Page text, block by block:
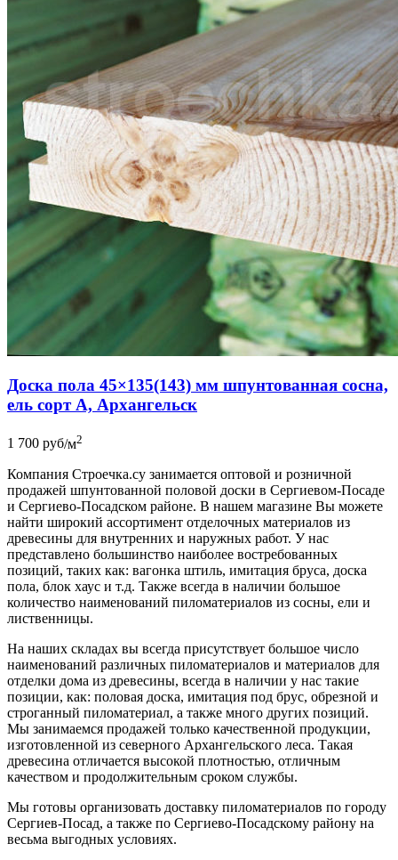
Доска пола 45×135(143) мм шпунтованная сосна,
ель сорт А, Архангельск
1 700 руб/м2
Компания Строечка.су занимается оптовой и розничной
продажей шпунтованной половой доски в Сергиевом-Посаде
и Сергиево-Посадском районе. В нашем магазине Вы можете
найти широкий ассортимент отделочных материалов из
древесины для внутренних и наружных работ. У нас
представлено большинство наиболее востребованных
позиций, таких как: вагонка штиль, имитация бруса, доска
пола, блок хаус и т.д. Также всегда в наличии большое
количество наименований пиломатериалов из сосны, ели и
лиственницы.
На наших складах вы всегда присутствует большое число
наименований различных пиломатериалов и материалов для
отделки дома из древесины, всегда в наличии у нас такие
позиции, как: половая доска, имитация под брус, обрезной и
строганный пиломатериал, а также много других позиций.
Мы занимаемся продажей только качественной продукции,
изготовленной из северного Архангельского леса. Такая
древесина отличается высокой плотностью, отличным
качеством и продолжительным сроком службы.
Мы готовы организовать доставку пиломатериалов по городу
Сергиев-Посад, а также по Сергиево-Посадскому району на
весьма выгодных условиях.